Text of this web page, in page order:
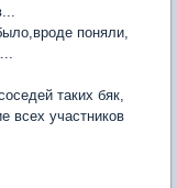
поняли,
таких бяк,
всех участников